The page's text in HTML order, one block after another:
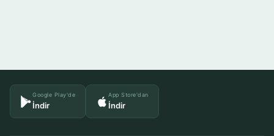
Google Play'de
İndir
App Store'dan
İndir